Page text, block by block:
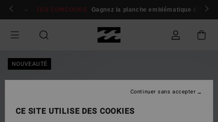
Passer
Se connecter / s'inscrire
JEU CONCOURS Gagnez la planche emblématique d'Andy
NOUVEAUTÉ
CE SITE UTILISE DES COOKIES
Continuer sans accepter